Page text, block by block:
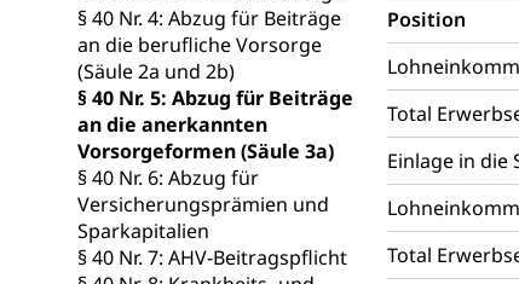
§ 40 Nr. 4: Abzug für Beiträge
an die berufliche Vorsorge
(Säule 2a und 2b)
§ 40 Nr. 5: Abzug für Beiträge
an die anerkannten
Vorsorgeformen (Säule 3a)
§ 40 Nr. 6: Abzug für
Versicherungsprämien und
Sparkapitalien
§ 40 Nr. 7: AHV-Beitragspflicht
Position
Total
Einlage in die
Total